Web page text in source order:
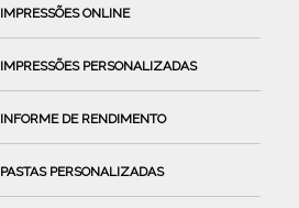
IMPRESSÕES ONLINE
IMPRESSÕES PERSONALIZADAS
INFORME DE RENDIMENTO
PASTAS PERSONALIZADAS